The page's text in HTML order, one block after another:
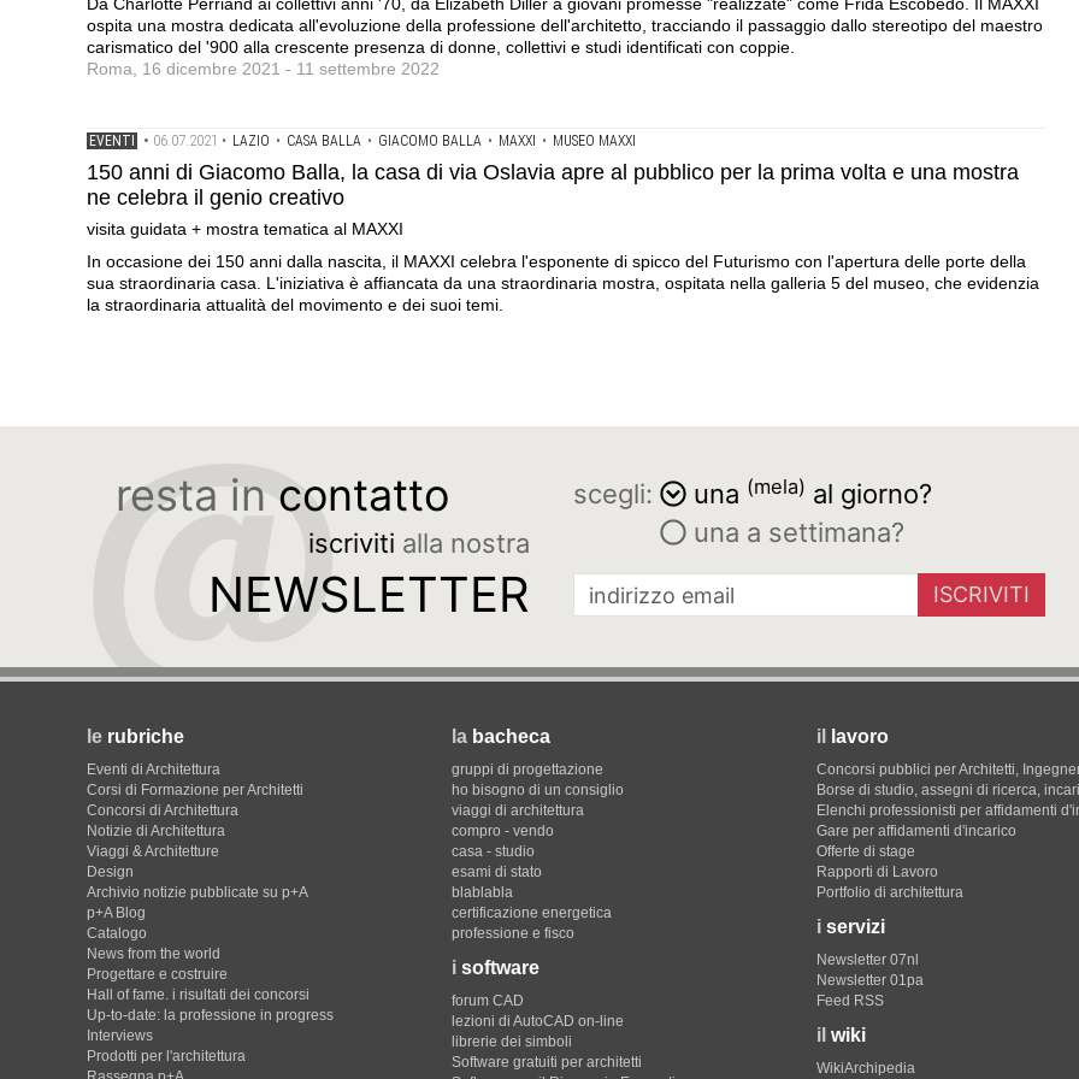
ospita una mostra dedicata all'evoluzione della professione dell'architetto, tracciando il passaggio dallo stereotipo del maestro
carismatico del '900 alla crescente presenza di donne, collettivi e studi identificati con coppie.
Roma, 16 dicembre 2021 - 11 settembre 2022
EVENTI • 06.07.2021 • LAZIO • CASA BALLA • GIACOMO BALLA • MAXXI • MUSEO MAXXI
150 anni di Giacomo Balla, la casa di via Oslavia apre al pubblico per la prima volta e una mostra
ne celebra il genio creativo
visita guidata + mostra tematica al MAXXI
In occasione dei 150 anni dalla nascita, il MAXXI celebra l'esponente di spicco del Futurismo con l'apertura delle porte della
sua straordinaria casa. L'iniziativa è affiancata da una straordinaria mostra, ospitata nella galleria 5 del museo, che evidenzia
la straordinaria attualità del movimento e dei suoi temi.
resta in contatto
iscriviti alla nostra
NEWSLETTER
scegli: una (mela) al giorno?
una a settimana?
ISCRIVITI
le rubriche
Eventi di Architettura
Corsi di Formazione per Architetti
Concorsi di Architettura
Notizie di Architettura
Viaggi & Architetture
Design
Archivio notizie pubblicate su p+A
p+A Blog
Catalogo
News from the world
Progettare e costruire
Hall of fame. i risultati dei concorsi
Up-to-date: la professione in progress
Interviews
Prodotti per l'architettura
la bacheca
gruppi di progettazione
ho bisogno di un consiglio
viaggi di architettura
compro - vendo
casa - studio
esami di stato
blablabla
certificazione energetica
professione e fisco
i software
forum CAD
lezioni di AutoCAD on-line
librerie dei simboli
Software gratuiti per architetti
il lavoro
Concorsi pubblici per Architetti,
Borse di studio, assegni di ricerca,
Elenchi professionisti per affidamenti
Gare per affidamenti d'incarico
Offerte di stage
Rapporti di Lavoro
Portfolio di architettura
i servizi
Newsletter 07nl
Newsletter 01pa
Feed RSS
il wiki
WikiArchipedia